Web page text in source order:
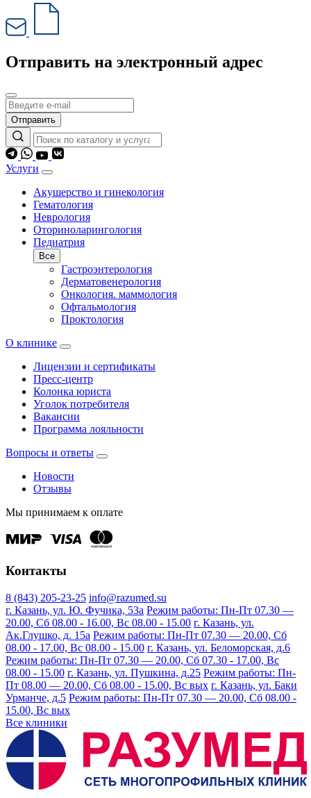
Отправить на электронный адрес
Отправить
Услуги
Акушерство и гинекология
Гематология
Неврология
Оториноларингология
Педиатрия
Все
Гастроэнтерология
Дерматовенерология
Онкология. маммология
Офтальмология
Проктология
О клинике
Лицензии и сертификаты
Пресс-центр
Колонка юриста
Уголок потребителя
Вакансии
Программа лояльности
Вопросы и ответы
Новости
Отзывы
Мы принимаем к оплате
Контакты
8 (843) 205-23-25 info@razumed.su
г. Казань, ул. Ю. Фучика, 53а Режим работы: Пн-Пт 07.30 —
20.00, Сб 08.00 - 16.00, Вс 08.00 - 15.00 г. Казань, ул.
Ак.Глушко, д. 15а Режим работы: Пн-Пт 07.30 — 20.00, Сб
08.00 - 17.00, Вс 08.00 - 15.00 г. Казань, ул. Беломорская, д.6
Режим работы: Пн-Пт 07.30 — 20.00, Сб 07.30 - 17.00, Вс
08.00 - 15.00 г. Казань, ул. Пушкина, д.25 Режим работы: Пн-
Пт 08.00 — 20.00, Сб 08.00 - 15.00, Вс вых г. Казань, ул. Баки
Урманче, д.5 Режим работы: Пн-Пт 07.30 — 20.00, Сб 08.00 -
15.00, Вс вых
Все клиники